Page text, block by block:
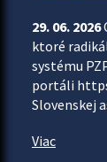
29. 06. 2026
ktoré
systému
portáli
Slovenskej
Viac